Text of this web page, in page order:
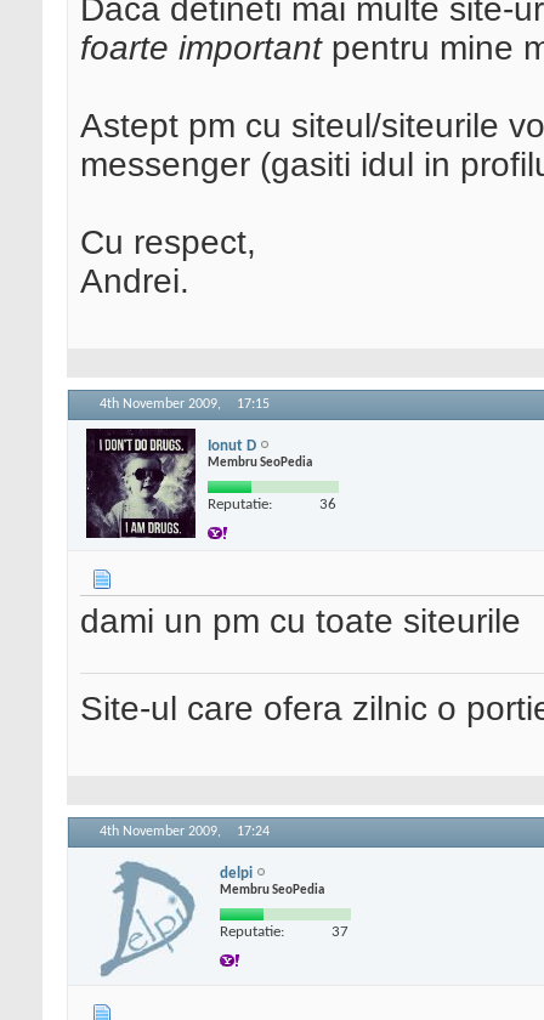
Daca detineti mai multe site-
foarte importantpentru mine
Astept pm cu siteul/siteurile
messenger (gasiti idul in
Cu respect,
Andrei.
4th November 2009, 17:15
Ionut D
Membru SeoPedia
Reputatie: 36
dami un pm cu toate siteurile
Site-ul care ofera zilnic o
4th November 2009, 17:24
delpi
Membru SeoPedia
Reputatie: 37